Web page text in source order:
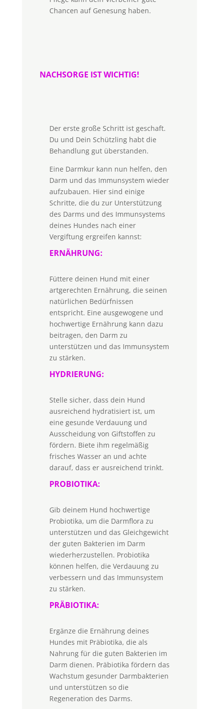
Chancen auf Genesung haben.
NACHSORGE IST WICHTIG!
Der erste große Schritt ist geschaft.
Du und Dein Schützling habt die
Behandlung gut überstanden.
Eine Darmkur kann nun helfen, den
Darm und das Immunsystem wieder
aufzubauen. Hier sind einige
Schritte, die du zur Unterstützung
des Darms und des Immunsystems
deines Hundes nach einer
Vergiftung ergreifen kannst:
ERNÄHRUNG:
Füttere deinen Hund mit einer
artgerechten Ernährung, die seinen
natürlichen Bedürfnissen
entspricht. Eine ausgewogene und
hochwertige Ernährung kann dazu
beitragen, den Darm zu
unterstützen und das Immunsystem
zu stärken.
HYDRIERUNG:
Stelle sicher, dass dein Hund
ausreichend hydratisiert ist, um
eine gesunde Verdauung und
Ausscheidung von Giftstoffen zu
fördern. Biete ihm regelmäßig
frisches Wasser an und achte
darauf, dass er ausreichend trinkt.
PROBIOTIKA:
Gib deinem Hund hochwertige
Probiotika, um die Darmflora zu
unterstützen und das Gleichgewicht
der guten Bakterien im Darm
wiederherzustellen. Probiotika
können helfen, die Verdauung zu
verbessern und das Immunsystem
zu stärken.
PRÄBIOTIKA:
Ergänze die Ernährung deines
Hundes mit Präbiotika, die als
Nahrung für die guten Bakterien im
Darm dienen. Präbiotika fördern das
Wachstum gesunder Darmbakterien
und unterstützen so die
Regeneration des Darms.